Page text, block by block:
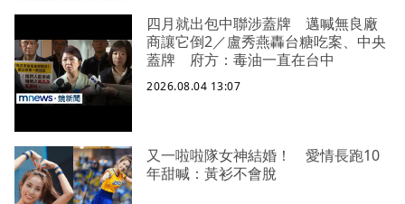
四月就出包中聯涉蓋牌 邁喊無良廠
商讓它倒2／盧秀燕轟台糖吃案、中央
蓋牌 府方：毒油一直在台中
2026.08.04 13:07
又一啦啦隊女神結婚！ 愛情長跑10
年甜喊：黃衫不會脫